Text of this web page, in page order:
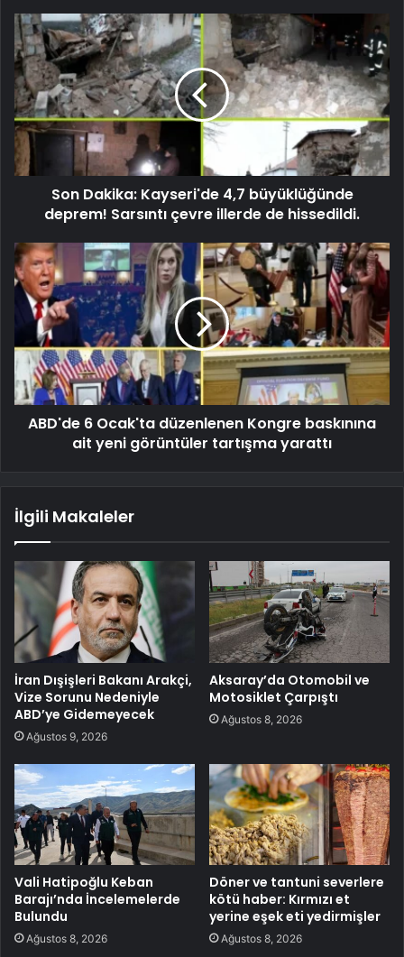
Son Dakika: Kayseri'de 4,7 büyüklüğünde
deprem! Sarsıntı çevre illerde de hissedildi.
ABD'de 6 Ocak'ta düzenlenen Kongre baskınına
ait yeni görüntüler tartışma yarattı
İlgili Makaleler
İran Dışişleri Bakanı Arakçi,
Vize Sorunu Nedeniyle
ABD’ye Gidemeyecek
Ağustos 9, 2026
Aksaray’da Otomobil ve
Motosiklet Çarpıştı
Ağustos 8, 2026
Vali Hatipoğlu Keban
Barajı’nda İncelemelerde
Bulundu
Ağustos 8, 2026
Döner ve tantuni severlere
kötü haber: Kırmızı et
yerine eşek eti yedirmişler
Ağustos 8, 2026